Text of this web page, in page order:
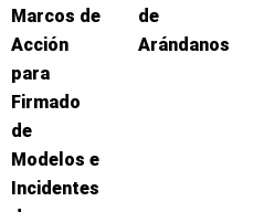
Marcos de
Acción
para
Firmado
de
Modelos e
Incidentes
de
Arándanos